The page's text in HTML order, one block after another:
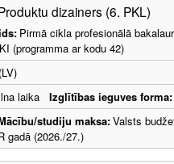
dizainers (6. PKL)
Pirmā cikla profesionālā
(programma ar kodu 42)
laika Izglītības ieguves forma:
studiju maksa:Valsts
gadā (2026./27.)